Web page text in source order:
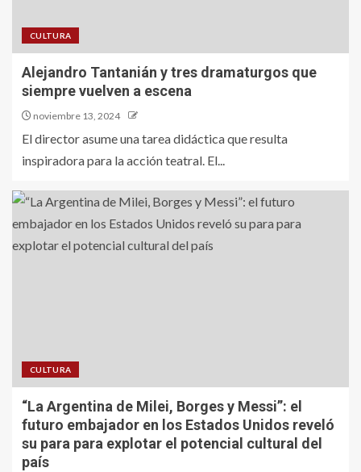
CULTURA
Alejandro Tantanián y tres dramaturgos que
siempre vuelven a escena
noviembre 13, 2024
El director asume una tarea didáctica que resulta
inspiradora para la acción teatral. El...
CULTURA
“La Argentina de Milei, Borges y Messi”: el
futuro embajador en los Estados Unidos reveló
su para para explotar el potencial cultural del
país